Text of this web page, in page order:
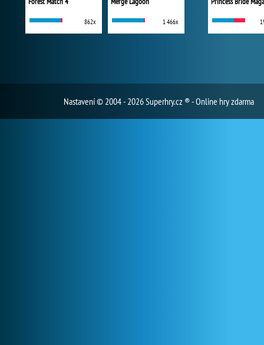
862x 1 466x
Nastavení© 2004 - 2026 Superhry.cz ® - Online hry zdarma